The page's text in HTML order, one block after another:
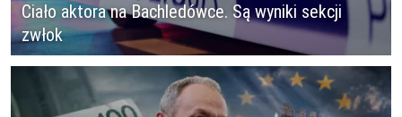
Ciało aktora na Bachledówce. Są wyniki sekcji
zwłok